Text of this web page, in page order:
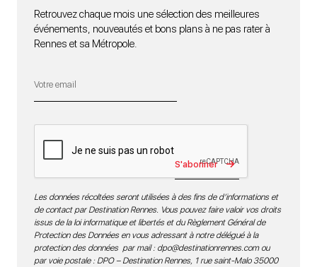
Retrouvez chaque mois une sélection des meilleures
événements, nouveautés et bons plans à ne pas rater à
Rennes et sa Métropole.
S'abonner
Les données récoltées seront utilisées à des fins de d’informations et
de contact par Destination Rennes. Vous pouvez faire valoir vos droits
issus de la loi informatique et libertés et du Règlement Général de
Protection des Données en vous adressant à notre délégué à la
protection des données par mail : dpo@destinationrennes.comou
par voie postale : DPO – Destination Rennes, 1 rue saint-Malo 35000